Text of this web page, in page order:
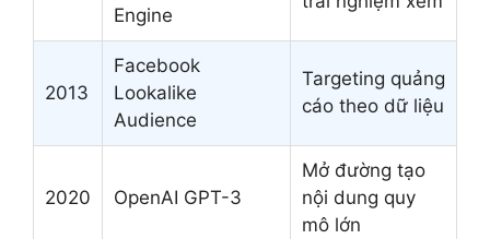
Engine
2013
Facebook
Lookalike
Audience
Targeting quảng
cáo theo dữ liệu
2020 OpenAI GPT-3
Mở đường tạo
nội dung quy
mô lớn